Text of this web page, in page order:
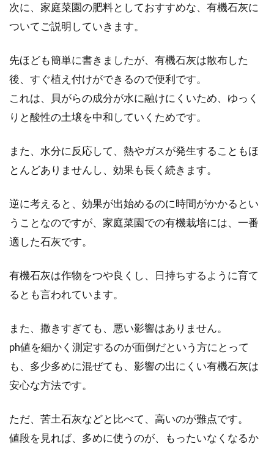
次に、家庭菜園の肥料としておすすめな、有機石灰に
ついてご説明していきます。
先ほども簡単に書きましたが、有機石灰は散布した
後、すぐ植え付けができるので便利です。
これは、貝がらの成分が水に融けにくいため、ゆっく
りと酸性の土壌を中和していくためです。
また、水分に反応して、熱やガスが発生することもほ
とんどありませんし、効果も長く続きます。
逆に考えると、効果が出始めるのに時間がかかるとい
うことなのですが、家庭菜園での有機栽培には、一番
適した石灰です。
有機石灰は作物をつや良くし、日持ちするように育て
るとも言われています。
また、撒きすぎても、悪い影響はありません。
ph値を細かく測定するのが面倒だという方にとって
も、多少多めに混ぜても、影響の出にくい有機石灰は
安心な方法です。
ただ、苦土石灰などと比べて、高いのが難点です。
値段を見れば、多めに使うのが、もったいなくなるか